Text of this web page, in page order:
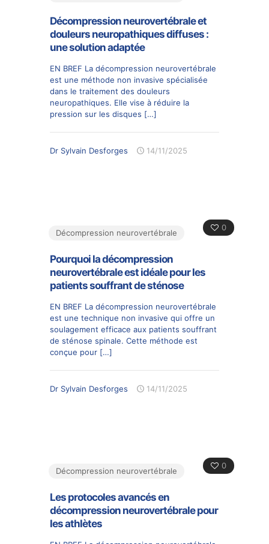
Décompression neurovertébrale et
douleurs neuropathiques diffuses :
une solution adaptée
EN BREF La décompression neurovertébrale
est une méthode non invasive spécialisée
dans le traitement des douleurs
neuropathiques. Elle vise à réduire la
pression sur les disques […]
Dr Sylvain Desforges 14/11/2025
0
Décompression neurovertébrale
Pourquoi la décompression
neurovertébrale est idéale pour les
patients souffrant de sténose
EN BREF La décompression neurovertébrale
est une technique non invasive qui offre un
soulagement efficace aux patients souffrant
de sténose spinale. Cette méthode est
conçue pour […]
Dr Sylvain Desforges 14/11/2025
0
Décompression neurovertébrale
Les protocoles avancés en
décompression neurovertébrale pour
les athlètes